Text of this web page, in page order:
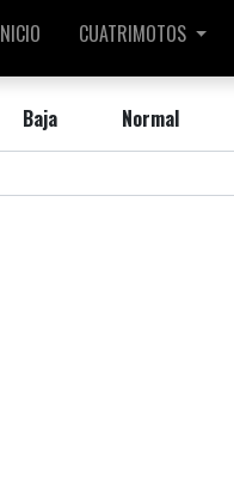
CUATRIMOTOS
Baja Normal